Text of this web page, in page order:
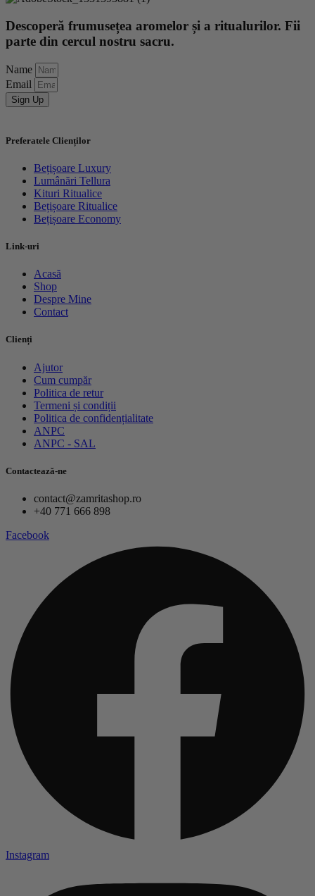
Descoperă frumusețea aromelor și a ritualurilor. Fii
parte din cercul nostru sacru.
Name
Email
Sign Up
Preferatele Clienților
Bețișoare Luxury
Lumânări Tellura
Kituri Ritualice
Bețișoare Ritualice
Bețișoare Economy
Link-uri
Acasă
Shop
Despre Mine
Contact
Clienți
Ajutor
Cum cumpăr
Politica de retur
Termeni și condiții
Politica de confidențialitate
ANPC
ANPC - SAL
Contactează-ne
contact@zamritashop.ro
+40 771 666 898
Facebook
Instagram